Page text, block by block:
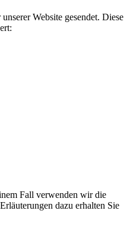
Website gesendet. Diese
Fall verwenden wir die
dazu erhalten Sie